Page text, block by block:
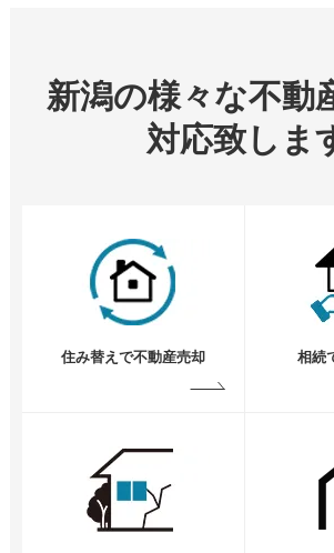
新潟の様々な不動
対応致しま
住み替えで不動産売却 相続